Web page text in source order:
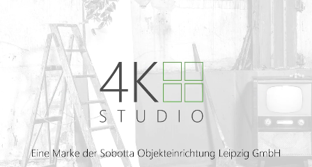
Meta
Anmelden
Eintrags-Feed
Kommentar-Feed
WordPress.org